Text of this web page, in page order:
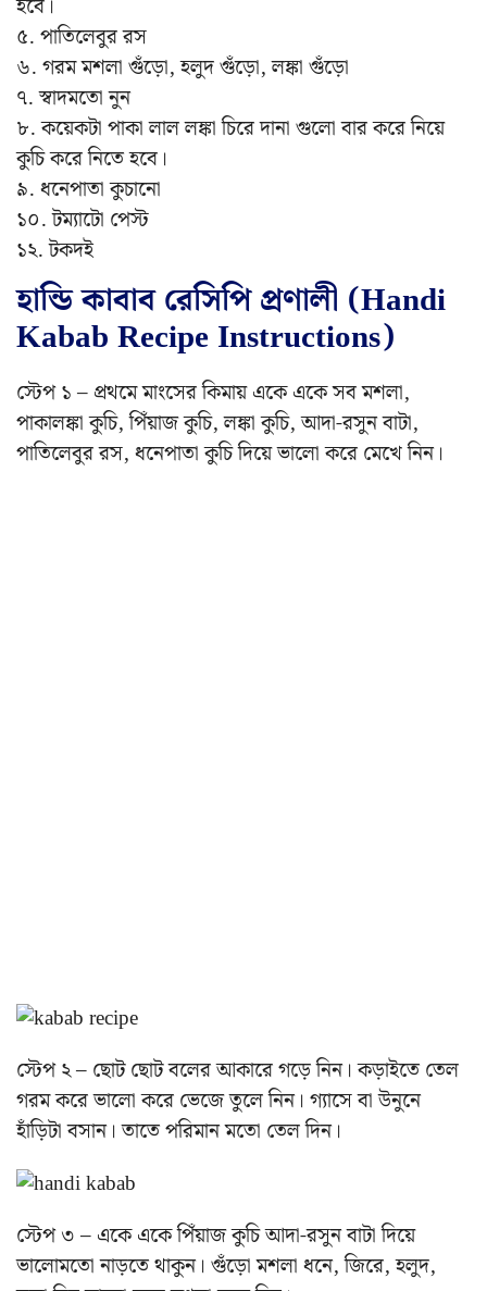
হবে।
৫. পাতিলেবুর রস
৬. গরম মশলা গুঁড়ো, হলুদ গুঁড়ো, লঙ্কা গুঁড়ো
৭. স্বাদমতো নুন
৮. কয়েকটা পাকা লাল লঙ্কা চিরে দানা গুলো বার করে নিয়ে
কুচি করে নিতে হবে।
৯. ধনেপাতা কুচানো
১০. টম্যাটো পেস্ট
১২. টকদই
হান্ডি কাবাব রেসিপি প্রণালী (Handi
Kabab Recipe Instructions)
স্টেপ ১ – প্রথমে মাংসের কিমায় একে একে সব মশলা,
পাকালঙ্কা কুচি, পিঁয়াজ কুচি, লঙ্কা কুচি, আদা-রসুন বাটা,
পাতিলেবুর রস, ধনেপাতা কুচি দিয়ে ভালো করে মেখে নিন।
স্টেপ ২ – ছোট ছোট বলের আকারে গড়ে নিন। কড়াইতে তেল
গরম করে ভালো করে ভেজে তুলে নিন। গ্যাসে বা উনুনে
হাঁড়িটা বসান। তাতে পরিমান মতো তেল দিন।
স্টেপ ৩ – একে একে পিঁয়াজ কুচি আদা-রসুন বাটা দিয়ে
ভালোমতো নাড়তে থাকুন। গুঁড়ো মশলা ধনে, জিরে, হলুদ,